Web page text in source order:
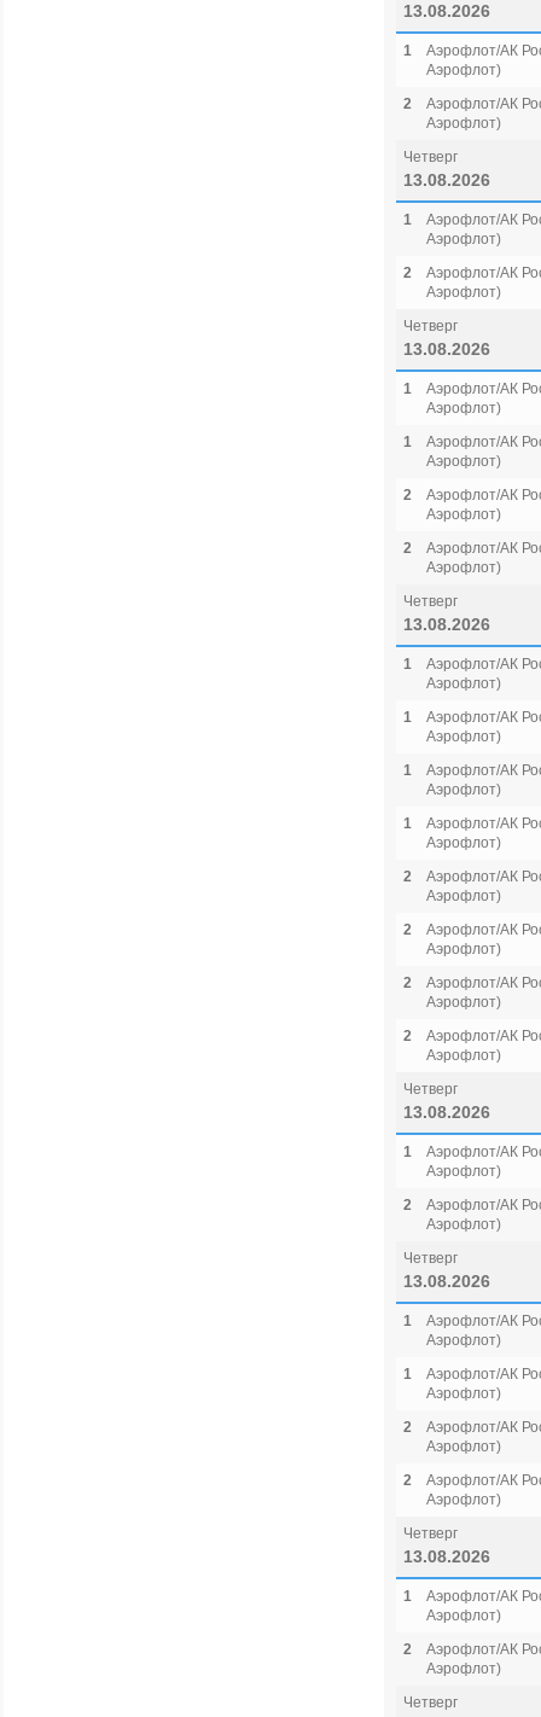
13.08.2026
1
Аэрофлот/АК
Аэрофлот)
2
Аэрофлот/АК
Аэрофлот)
Четверг
13.08.2026
1
Аэрофлот/АК
Аэрофлот)
2
Аэрофлот/АК
Аэрофлот)
Четверг
13.08.2026
1
Аэрофлот/АК
Аэрофлот)
1
Аэрофлот/АК
Аэрофлот)
2
Аэрофлот/АК
Аэрофлот)
2
Аэрофлот/АК
Аэрофлот)
Четверг
13.08.2026
1
Аэрофлот/АК
Аэрофлот)
1
Аэрофлот/АК
Аэрофлот)
1
Аэрофлот/АК
Аэрофлот)
1
Аэрофлот/АК
Аэрофлот)
2
Аэрофлот/АК
Аэрофлот)
2
Аэрофлот/АК
Аэрофлот)
2
Аэрофлот/АК
Аэрофлот)
2
Аэрофлот/АК
Аэрофлот)
Четверг
13.08.2026
1
Аэрофлот/АК
Аэрофлот)
2
Аэрофлот/АК
Аэрофлот)
Четверг
13.08.2026
1
Аэрофлот/АК
Аэрофлот)
1
Аэрофлот/АК
Аэрофлот)
2
Аэрофлот/АК
Аэрофлот)
2
Аэрофлот/АК
Аэрофлот)
Четверг
13.08.2026
1
Аэрофлот/АК
Аэрофлот)
2
Аэрофлот/АК
Аэрофлот)
Четверг